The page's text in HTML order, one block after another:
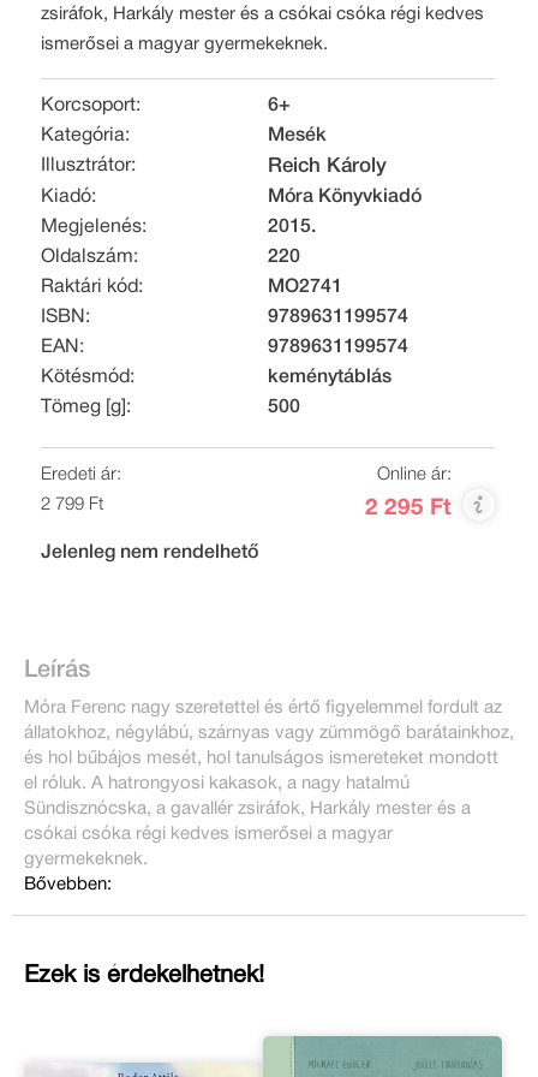
zsiráfok, Harkály mester és a csókai csóka régi kedves
ismerősei a magyar gyermekeknek.
Korcsoport:
6+
Kategória:
Mesék
Illusztrátor:
Reich Károly
Kiadó:
Móra Könyvkiadó
Megjelenés:
2015.
Oldalszám:
220
Raktári kód:
MO2741
ISBN:
9789631199574
EAN:
9789631199574
Kötésmód:
keménytáblás
Tömeg [g]:
500
Eredeti ár:
2 799 Ft
Online ár:
2 295 Ft
Jelenleg nem rendelhető
Leírás
Móra Ferenc nagy szeretettel és értő figyelemmel fordult az
állatokhoz, négylábú, szárnyas vagy zümmögő barátainkhoz,
és hol bűbájos mesét, hol tanulságos ismereteket mondott
el róluk. A hatrongyosi kakasok, a nagy hatalmú
Sündisznócska, a gavallér zsiráfok, Harkály mester és a
csókai csóka régi kedves ismerősei a magyar
gyermekeknek.
Bővebben:
Ezek is érdekelhetnek!